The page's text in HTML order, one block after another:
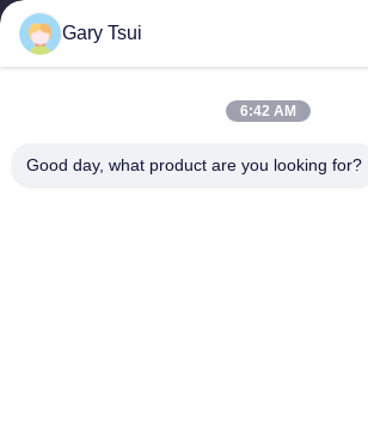
速いリンク
私達について
工場旅行
品質管理
Gary Tsui
6:42 AM
Good day, what product are you looking for?